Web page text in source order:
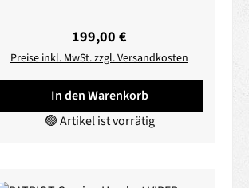
Regulärer Preis:
199,00 €
Preise inkl. MwSt. zzgl. Versandkosten
In den Warenkorb
🟢 Artikel ist vorrätig